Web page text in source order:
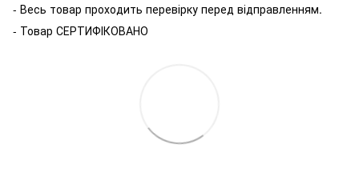
- Весь товар проходить перевірку перед відправленням.
- Товар СЕРТИФІКОВАНО